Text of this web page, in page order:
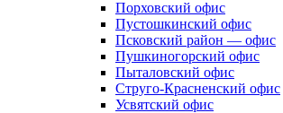
Порховский офис
Пустошкинский офис
Псковский район — офис
Пушкиногорский офис
Пыталовский офис
Струго-Красненский офис
Усвятский офис